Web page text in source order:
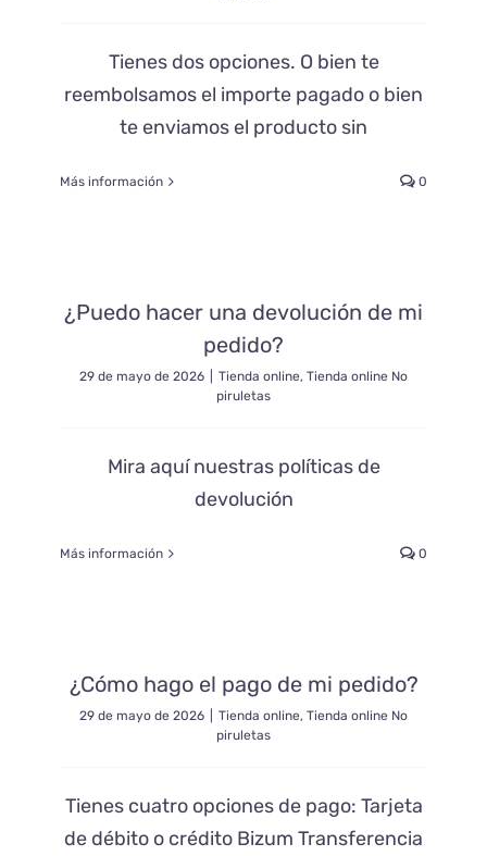
Tienes dos opciones. O bien te
reembolsamos el importe pagado o bien
te enviamos el producto sin
Más información 0
¿Puedo hacer una devolución de mi
pedido?
29 de mayo de 2026 Tienda online, Tienda online No
piruletas
Mira aquí nuestras políticas de
devolución
Más información 0
¿Cómo hago el pago de mi pedido?
29 de mayo de 2026 Tienda online, Tienda online No
piruletas
Tienes cuatro opciones de pago: Tarjeta
de débito o crédito Bizum Transferencia